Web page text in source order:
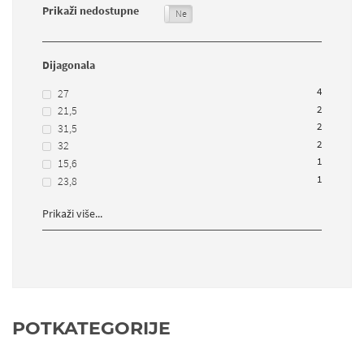
Prikaži nedostupne Ne
Dijagonala
27
4
21,5 2
31,5 2
32 2
15,6 1
23,8 1
Prikaži više...
POTKATEGORIJE